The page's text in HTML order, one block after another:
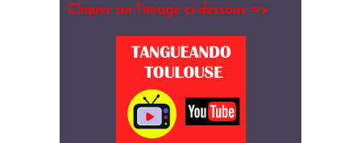
Cliquer sur l’image ci-dessous =>